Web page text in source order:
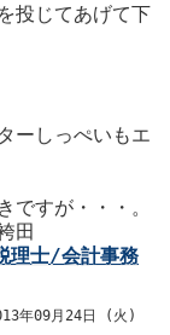
投じてあげて下
ーしっぺいもエ
ですが・・・。
理士/会計事務
年09月24日 (火)